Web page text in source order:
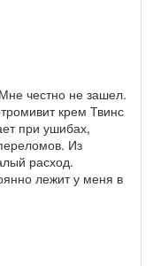
честно не зашел.
крем Твинс
при ушибах,
Из
расход.
лежит у меня в